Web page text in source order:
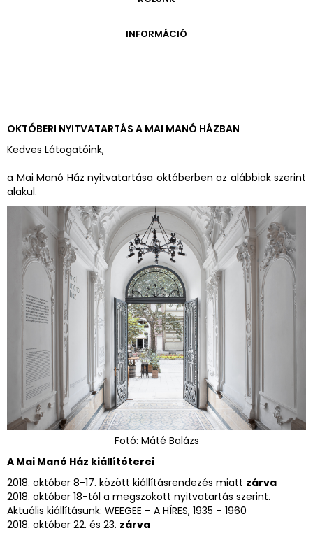
PÉCSI JÓZSEF - A NÉVADÓ
ARCHÍVUM 2014-2018
INFORMÁCIÓ
OKTÓBERI NYITVATARTÁS A MAI MANÓ HÁZBAN
Kedves Látogatóink,
a Mai Manó Ház nyitvatartása októberben az alábbiak szerint
alakul.
Fotó: Máté Balázs
A Mai Manó Ház kiállítóterei
2018. október 8-17. között kiállításrendezés miatt zárva
2018. október 18-tól a megszokott nyitvatartás szerint.
Aktuális kiállításunk: WEEGEE – A HÍRES, 1935 – 1960
2018. október 22. és 23. zárva